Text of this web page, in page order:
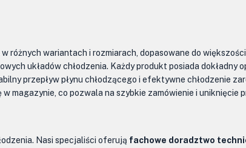
w różnych wariantach i rozmiarach, dopasowane do
układów chłodzenia. Każdy produkt posiada dokładny
przepływ płynu chłodzącego i efektywne chłodzenie
magazynie, co pozwala na szybkie zamówienie i uniknięcie
Nasi specjaliści oferują fachowe doradztwo